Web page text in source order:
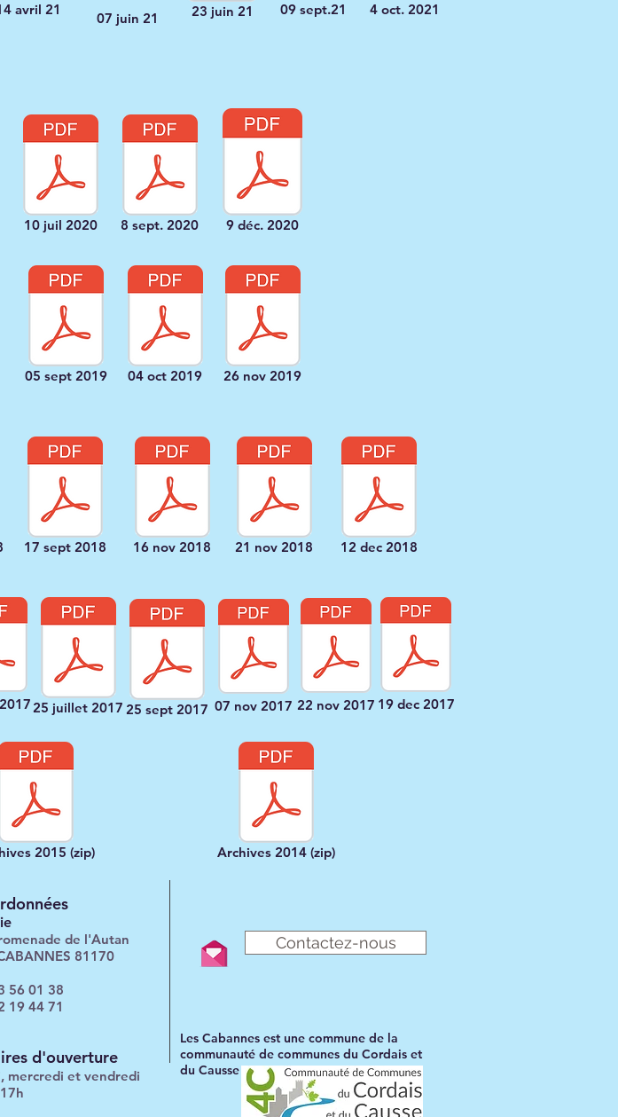
avril 21
07 juin 21 23 juin 21 09 sept.21 4 oct. 2021
10 juil 2020 8 sept. 2020 9 déc. 2020
05 sept 2019 04 oct 2019 26 nov 2019
17 sept 2018 16 nov 2018 21 nov 2018 12 dec 2018
25 sept 2017
25 juillet 2017 07 nov 2017 22 nov 2017 19 dec 2017
2015 (zip) Archives 2014 (zip)
de l'Autan
81170
56 01 38
19 44 71
d'ouverture
mercredi et vendredi
Contactez-nous
Les Cabannes est une commune de la
communauté de communes du Cordais et
du Causse